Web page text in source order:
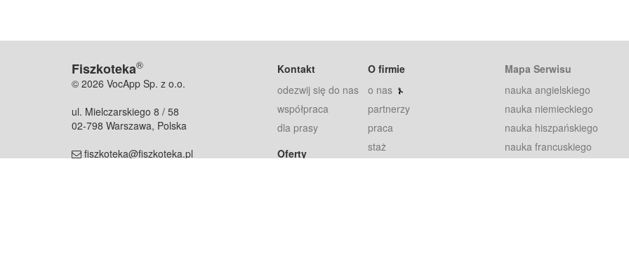
Fiszkoteka®
© 2026 VocApp Sp. z o.o.
ul. Mielczarskiego 8 / 58
02-798 Warszawa, Polska
fiszkoteka@fiszkoteka.pl
Kontakt
odezwij się do nas
współpraca
dla prasy
Oferty
O firmie
o nas
partnerzy
praca
staż
Mapa Serwisu
nauka angielskiego
nauka niemieckiego
nauka hiszpańskiego
nauka francuskiego